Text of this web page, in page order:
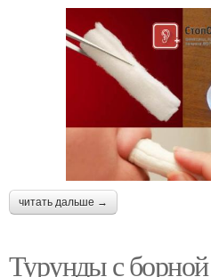
читать дальше →
Турунды с